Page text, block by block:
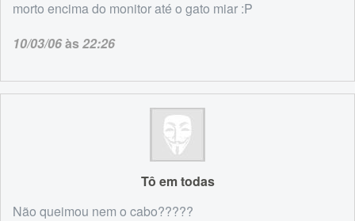
morto encima do monitor até o gato miar :P
10/03/06às22:26
Tô em todas
Não queimou nem o cabo?????